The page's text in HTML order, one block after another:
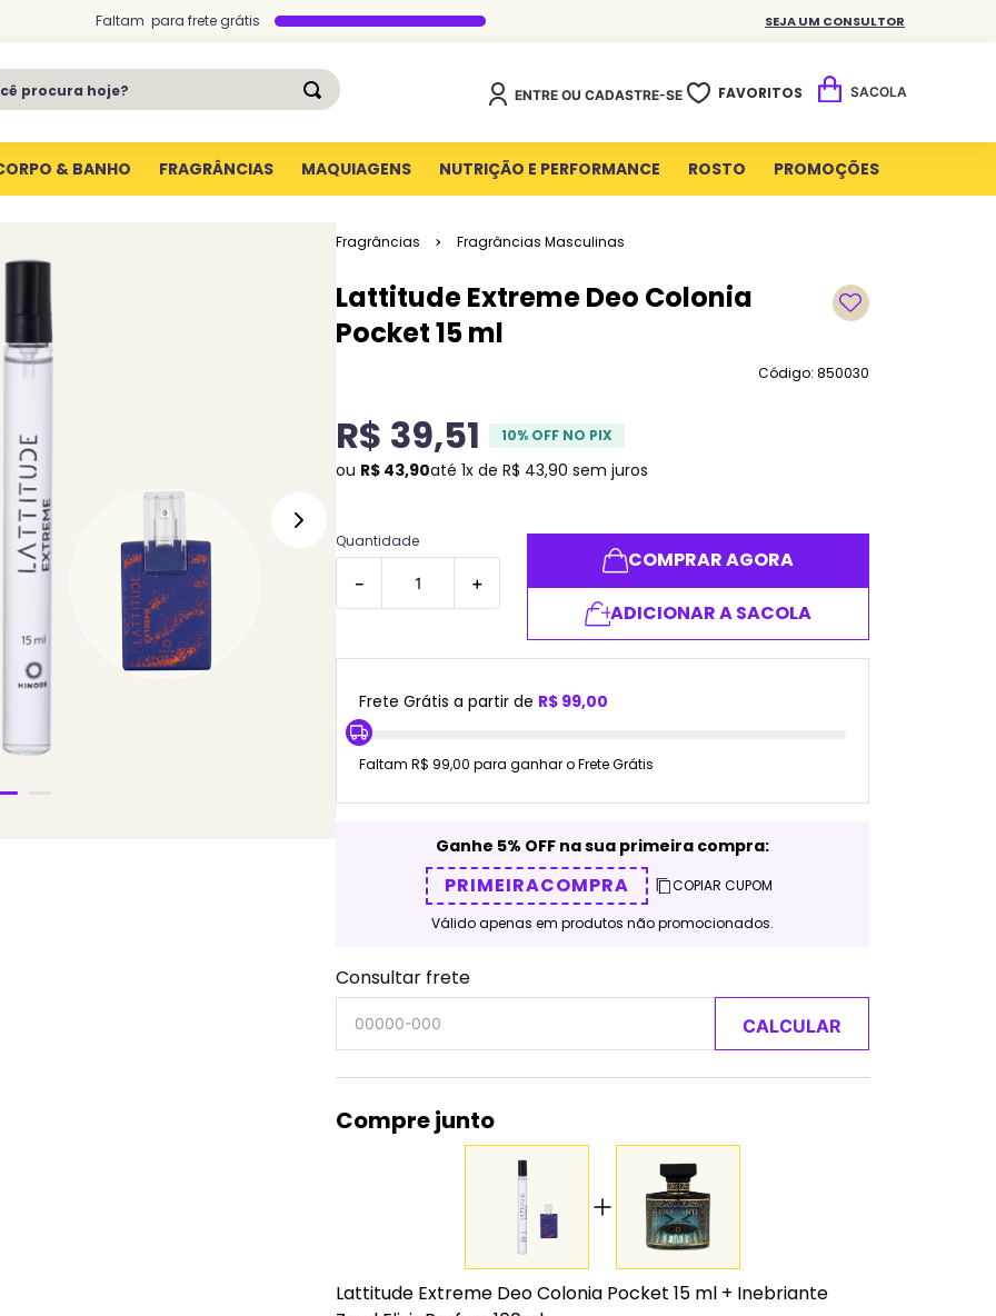
Faltam para frete grátis SEJA UM CONSULTOR
procura hoje?
ENTRE OU CADASTRE-SE FAVORITOS
& BANHO FRAGRÂNCIAS MAQUIAGENS NUTRIÇÃO E PERFORMANCE ROSTO PROMOÇÕES
Fragrâncias Fragrâncias Masculinas
Lattitude Extreme Deo Colonia
Pocket 15 ml
Código: 850030
R$ 39,51 10% OFF NO PIX
ou R$ 43,90até 1x de R$ 43,90 sem juros
Quantidade
＋
－
COMPRAR AGORA
ADICIONAR A SACOLA
Frete Grátis a partir de R$ 99,00
Faltam R$ 99,00 para ganhar o Frete Grátis
Ganhe 5% OFF na sua primeira compra:
PRIMEIRACOMPRA
COPIAR CUPOM
Válido apenas em produtos não promocionados.
Consultar frete
CALCULAR
Compre junto
Lattitude Extreme Deo Colonia Pocket 15 ml + Inebriante